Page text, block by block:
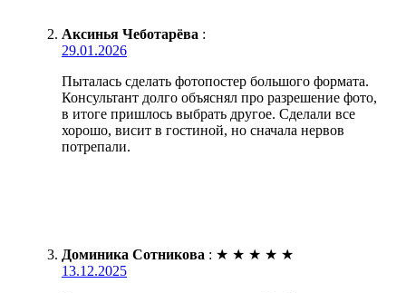
Аксинья Чеботарёва :
29.01.2026
Пыталась сделать фотопостер большого формата.
Консультант долго объяснял про разрешение фото,
в итоге пришлось выбрать другое. Сделали все
хорошо, висит в гостиной, но сначала нервов
потрепали.
Доминика Сотникова : ★ ★ ★ ★ ★
13.12.2025